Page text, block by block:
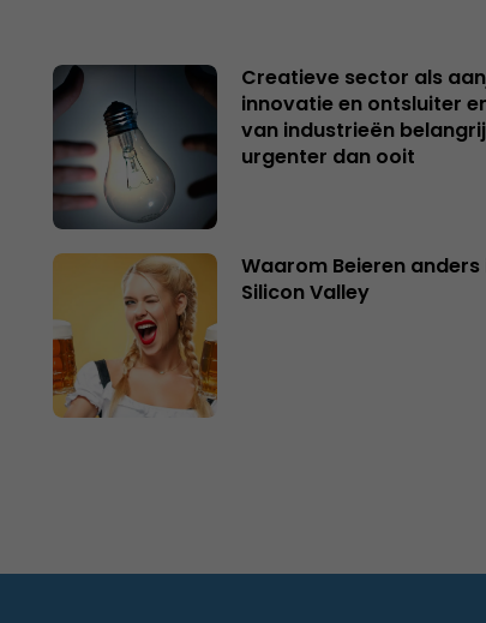
Creatieve sector als
innovatie en ontsluiter
van industrieën
urgenter dan ooit
Waarom Beieren anders
Silicon Valley